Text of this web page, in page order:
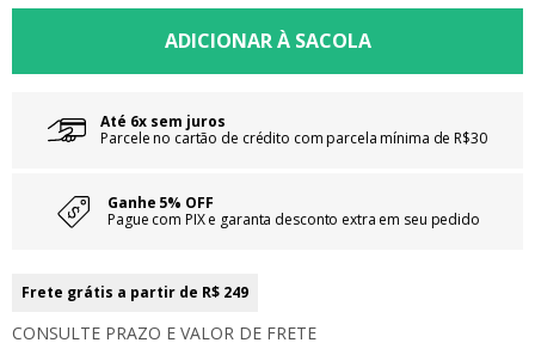
Até 6x sem juros
Parcele no cartão de crédito com parcela mínima de R$30
Ganhe 5% OFF
Pague com PIX e garanta desconto extra em seu pedido
Frete grátis a partir de R$ 249
CONSULTE PRAZO E VALOR DE FRETE